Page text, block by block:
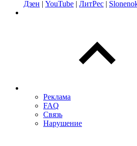
Дзен | YouTube | ЛитРес |
Реклама
FAQ
Связь
Нарушение